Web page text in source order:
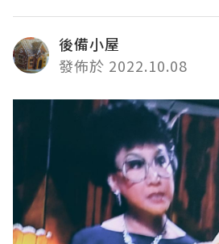
後備小屋
發佈於 2022.10.08